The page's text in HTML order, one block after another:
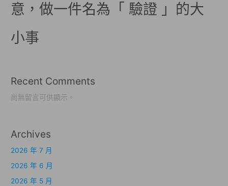
意，做一件名為「 驗證 」的大
小事
Recent Comments
尚無留言可供顯示。
Archives
2026 年 7 月
2026 年 6 月
2026 年 5 月